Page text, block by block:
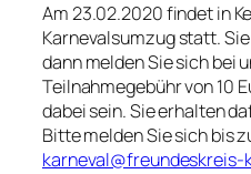
Am 23.02.2020 findet in
Karnevalsumzug statt.
dann melden Sie sich bei
Teilnahmegebühr von 10
dabei sein. Sie erhalten
Bitte melden Sie sich bis